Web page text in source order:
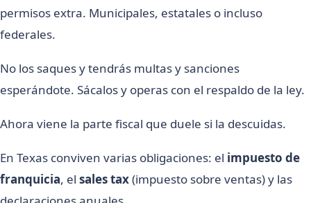
permisos extra. Municipales, estatales o incluso
federales.
No los saques y tendrás multas y sanciones
esperándote. Sácalos y operas con el respaldo de la ley.
Ahora viene la parte fiscal que duele si la descuidas.
En Texas conviven varias obligaciones: el impuesto de
franquicia, el sales tax(impuesto sobre ventas) y las